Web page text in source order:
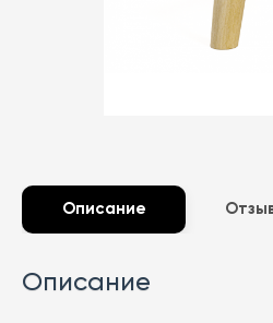
Описание
Описание